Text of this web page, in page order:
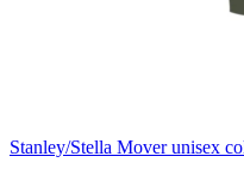
Stanley/Stella Mover unisex